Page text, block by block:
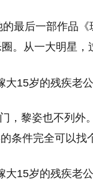
最后一部作品
。从一大明星，
，黎姿也不列外
条件完全可以找